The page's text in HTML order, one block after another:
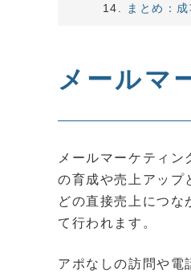
まとめ：
メールマ
メールマーケティ
の育成や売上アップ
どの直接売上につな
て行われます。
アポなしの訪問や電